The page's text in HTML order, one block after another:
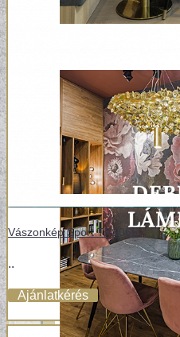
Vászonkép Sport TPS066
..
Ajánlatkérés